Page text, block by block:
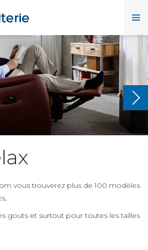
vous trouverez plus de 100 modèles
gouts et surtout pour toutes les tailles